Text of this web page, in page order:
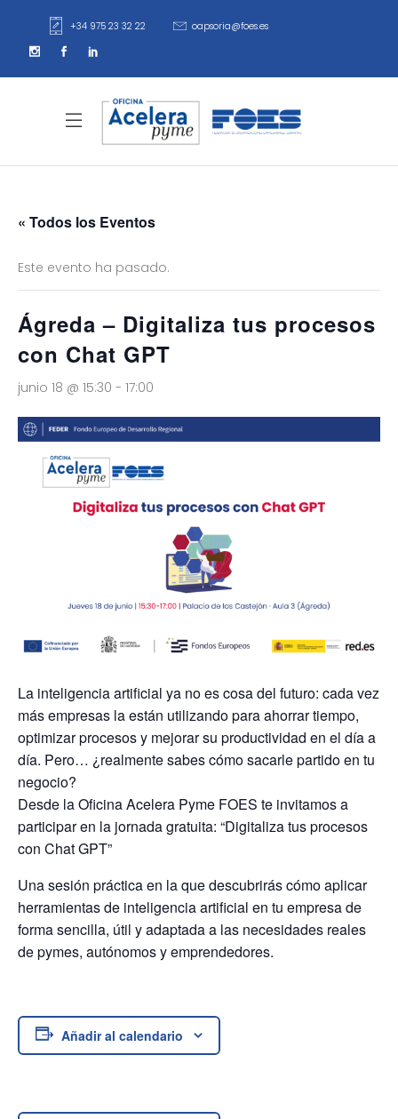
+34 975 23 32 22 oapsoria@foes.es
« Todos los Eventos
Este evento ha pasado.
Ágreda – Digitaliza tus procesos
con Chat GPT
junio 18 @ 15:30 - 17:00
La inteligencia artificial ya no es cosa del futuro: cada vez
más empresas la están utilizando para ahorrar tiempo,
optimizar procesos y mejorar su productividad en el día a
día. Pero… ¿realmente sabes cómo sacarle partido en tu
negocio?
Desde la Oficina Acelera Pyme FOES te invitamos a
participar en la jornada gratuita: “Digitaliza tus procesos
con Chat GPT”
Una sesión práctica en la que descubrirás cómo aplicar
herramientas de inteligencia artificial en tu empresa de
forma sencilla, útil y adaptada a las necesidades reales
de pymes, autónomos y emprendedores.
Añadir al calendario